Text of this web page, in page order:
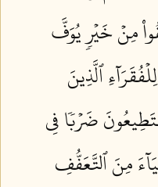
مِنۡ خَيۡرٖ يُوَفَّ
لِلۡفُقَرَآءِ ٱلَّذِينَ
ضَرۡبٗا فِي
مِنَ ٱلتَّعَفُّفِ